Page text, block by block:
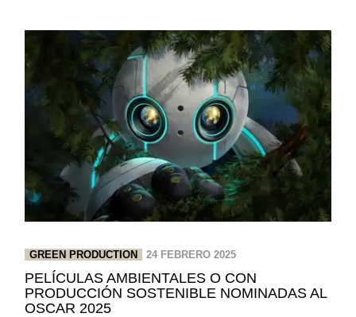
GREEN PRODUCTION 24 FEBRERO 2025
PELÍCULAS AMBIENTALES O CON
PRODUCCIÓN SOSTENIBLE NOMINADAS AL
OSCAR 2025